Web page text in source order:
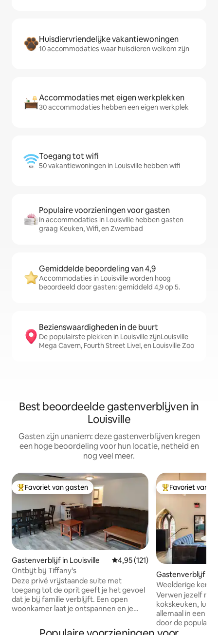
Huisdiervriendelijke vakantiewoningen
10 accommodaties waar huisdieren welkom zijn
Accommodaties met eigen werkplekken
30 accommodaties hebben een eigen werkplek
Toegang tot wifi
50 vakantiewoningen in Louisville hebben wifi
Populaire voorzieningen voor gasten
In accommodaties in Louisville hebben gasten
graag Keuken, Wifi, en Zwembad
Gemiddelde beoordeling van 4,9
Accommodaties in Louisville worden hoog
beoordeeld door gasten: gemiddeld 4,9 op 5.
Bezienswaardigheden in de buurt
De populairste plekken in Louisville zijnLouisville
Mega Cavern, Fourth Street Live!, en Louisville Zoo
Best beoordeelde gastenverblijven in
Louisville
Gasten zijn unaniem: deze gastenverblijven kregen
een hoge beoordeling voor hun locatie, netheid en
nog veel meer.
Topfavoriet van gasten
Favoriet van gasten
Gastenverblijf in Louisville Gemiddelde beoordeling van
4,95 (121)
Ontbijt bij Tiffany's
Deze privé vrijstaande suite met
toegang tot de oprit geeft je het gevoel
dat je bij familie verblijft. Een open
woonkamer laat je ontspannen en je
moderne keuken, een ruime douche en
Topfavoriet van
Favoriet van
Gastenverblijf in
et District
Weelderige
Verwen jezelf
kokskeuken, luxe
allemaal in een
door de
NULU. Onze